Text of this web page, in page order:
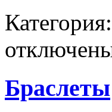
Категория:
Браслеты